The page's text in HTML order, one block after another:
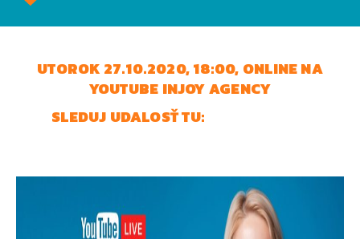
UTOROK 27.10.2020, 18:00, ONLINE NA
YOUTUBE INJOY AGENCY
SLEDUJ UDALOSŤ TU: